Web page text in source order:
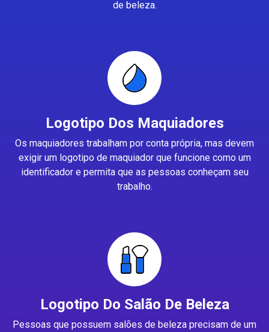
de beleza.
Logotipo Dos Maquiadores
Os maquiadores trabalham por conta própria, mas devem
exigir um logotipo de maquiador que funcione como um
identificador e permita que as pessoas conheçam seu
trabalho.
Logotipo Do Salão De Beleza
Pessoas que possuem salões de beleza precisam de um